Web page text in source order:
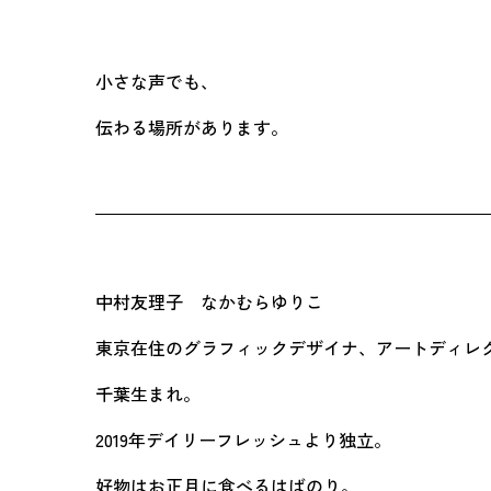
小さな声でも、
伝わる場所があります。
中村友理子 なかむらゆりこ
東京在住のグラフィックデザイナ、アートディレ
千葉生まれ。
2019年デイリーフレッシュより独立。